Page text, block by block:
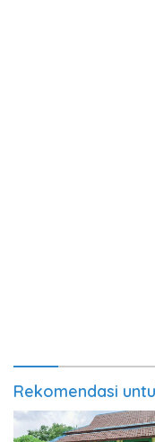
Rekomendasi